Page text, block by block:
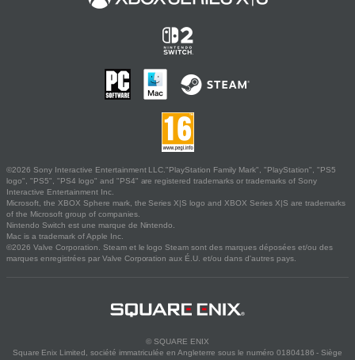
©2026 Sony Interactive Entertainment LLC."PlayStation Family Mark", "PlayStation", "PS5
logo", "PS5", "PS4 logo" and "PS4" are registered trademarks or trademarks of Sony
Interactive Entertainment Inc.
Microsoft, the XBOX Sphere mark, the Series X|S logo and XBOX Series X|S are trademarks
of the Microsoft group of companies.
Nintendo Switch est une marque de Nintendo.
Mac is a trademark of Apple Inc.
©2026 Valve Corporation. Steam et le logo Steam sont des marques déposées et/ou des
marques enregistrées par Valve Corporation aux É.U. et/ou dans d'autres pays.
© SQUARE ENIX
Square Enix Limited, société immatriculée en Angleterre sous le numéro 01804186 - Siège